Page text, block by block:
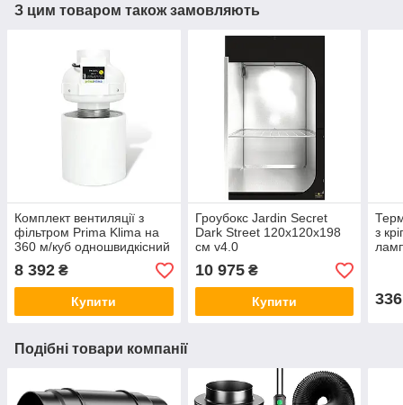
З цим товаром також замовляють
Комплект вентиляції з
фільтром Prima Klima на
360 м/куб одношвидкісний
8 392 ₴
Купити
Гроубокс Jardin Secret
Dark Street 120x120x198
см v4.0
10 975₴
Купити
з
336
Подібні товари компанії